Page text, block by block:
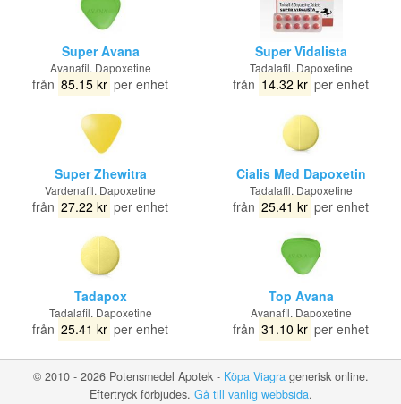
Super Avana
Avanafil, Dapoxetine
från 85.15 kr per enhet
Super Vidalista
Tadalafil, Dapoxetine
från 14.32 kr per enhet
Super Zhewitra
Vardenafil, Dapoxetine
från 27.22 kr per enhet
Cialis Med Dapoxetin
Tadalafil, Dapoxetine
från 25.41 kr per enhet
Tadapox
Tadalafil, Dapoxetine
från 25.41 kr per enhet
Top Avana
Avanafil, Dapoxetine
från 31.10 kr per enhet
© 2010 - 2026 Potensmedel Apotek - Köpa Viagragenerisk online.
Eftertryck förbjudes. Gå till vanlig webbsida.